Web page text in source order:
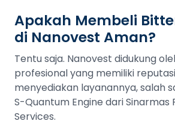
Apakah Membeli
di Nanovest Aman?
Tentu saja. Nanovest didukung
profesional yang memiliki
menyediakan layanannya, salah
S-Quantum Engine dari Sinarmas
Services.